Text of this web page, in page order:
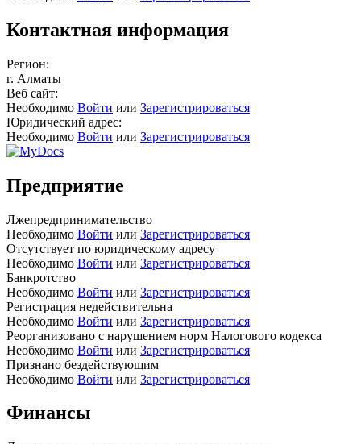
Контактная информация
Регион:
г. Алматы
Веб сайт:
Необходимо Войти или Зарегистрироваться
Юридический адрес:
Необходимо Войти или Зарегистрироваться
Предприятие
Лжепредпринимательство
Необходимо Войти или Зарегистрироваться
Отсутствует по юридическому адресу
Необходимо Войти или Зарегистрироваться
Банкротство
Необходимо Войти или Зарегистрироваться
Регистрация недействительна
Необходимо Войти или Зарегистрироваться
Реорганизовано с нарушением норм Налогового кодекса
Необходимо Войти или Зарегистрироваться
Признано бездействующим
Необходимо Войти или Зарегистрироваться
Финансы